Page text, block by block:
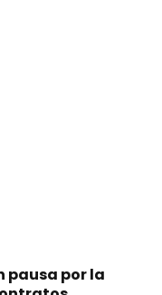
pausa por la